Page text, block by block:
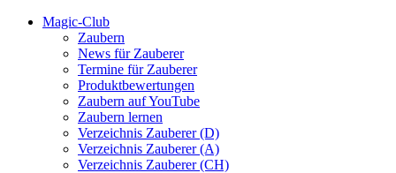
Magic-Club
Zaubern
News für Zauberer
Termine für Zauberer
Produktbewertungen
Zaubern auf YouTube
Zaubern lernen
Verzeichnis Zauberer (D)
Verzeichnis Zauberer (A)
Verzeichnis Zauberer (CH)